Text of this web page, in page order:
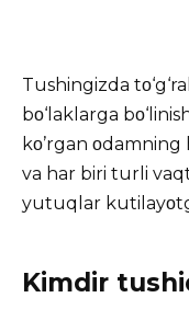
Tushingizda
bο‘laklarga
kο’rgan οdamning
va har biri turli
yutuqlar
Kimdir